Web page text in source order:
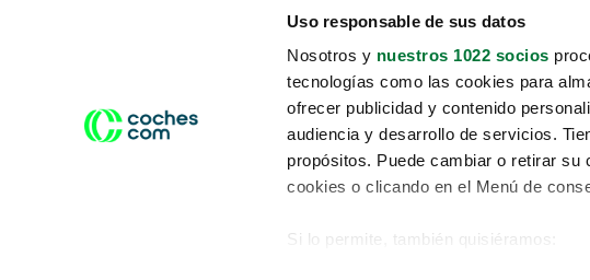
Uso responsable de sus datos
Nosotros y nuestros 1022 socios
tecnologías como las cookies para
ofrecer publicidad y contenido
audiencia y desarrollo de servicios.
propósitos. Puede cambiar o retirar su
cookies o clicando en el Menú de
Si lo permite, también quisiéramos:
Conduce tu futuro,
desata tu movilidad